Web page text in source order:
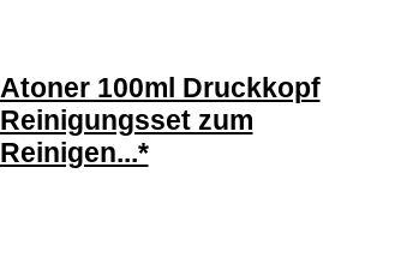
Atoner 100ml Druckkopf
Reinigungsset zum
Reinigen...*